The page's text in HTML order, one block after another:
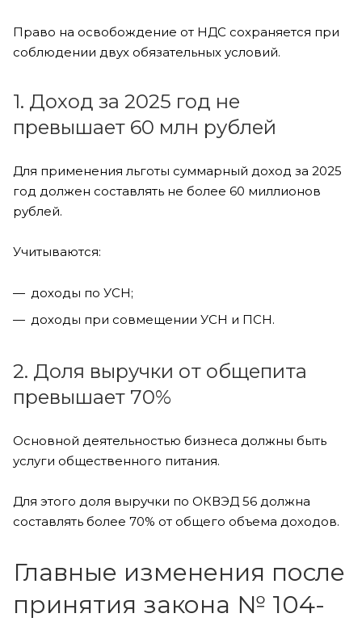
Право на освобождение от НДС сохраняется при
соблюдении двух обязательных условий.
1. Доход за 2025 год не
превышает 60 млн рублей
Для применения льготы суммарный доход за 2025
год должен составлять не более 60 миллионов
рублей.
Учитываются:
доходы по УСН;
доходы при совмещении УСН и ПСН.
2. Доля выручки от общепита
превышает 70%
Основной деятельностью бизнеса должны быть
услуги общественного питания.
Для этого доля выручки по ОКВЭД 56 должна
составлять более 70% от общего объема доходов.
Главные изменения после
принятия закона № 104-